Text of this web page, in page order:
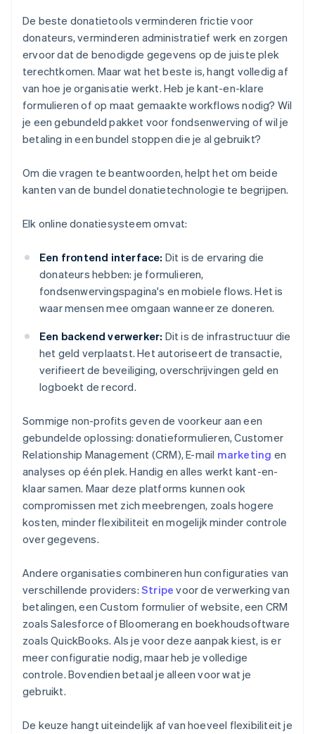
De beste donatietools verminderen frictie voor
donateurs, verminderen administratief werk en zorgen
ervoor dat de benodigde gegevens op de juiste plek
terechtkomen. Maar wat het beste is, hangt volledig af
van hoe je organisatie werkt. Heb je kant-en-klare
formulieren of op maat gemaakte workflows nodig? Wil
je een gebundeld pakket voor fondsenwerving of wil je
betaling in een bundel stoppen die je al gebruikt?
Om die vragen te beantwoorden, helpt het om beide
kanten van de bundel donatietechnologie te begrijpen.
Elk online donatiesysteem omvat:
Een frontend interface: Dit is de ervaring die
donateurs hebben: je formulieren,
fondsenwervingspagina's en mobiele flows. Het is
waar mensen mee omgaan wanneer ze doneren.
Een backend verwerker: Dit is de infrastructuur die
het geld verplaatst. Het autoriseert de transactie,
verifieert de beveiliging, overschrijvingen geld en
logboekt de record.
Sommige non-profits geven de voorkeur aan een
gebundelde oplossing: donatieformulieren, Customer
Relationship Management (CRM), E-mail marketing en
analyses op één plek. Handig en alles werkt kant-en-
klaar samen. Maar deze platforms kunnen ook
compromissen met zich meebrengen, zoals hogere
kosten, minder flexibiliteit en mogelijk minder controle
over gegevens.
Andere organisaties combineren hun configuraties van
verschillende providers: Stripe voor de verwerking van
betalingen, een Custom formulier of website, een CRM
zoals Salesforce of Bloomerang en boekhoudsoftware
zoals QuickBooks. Als je voor deze aanpak kiest, is er
meer configuratie nodig, maar heb je volledige
controle. Bovendien betaal je alleen voor wat je
gebruikt.
De keuze hangt uiteindelijk af van hoeveel flexibiliteit je